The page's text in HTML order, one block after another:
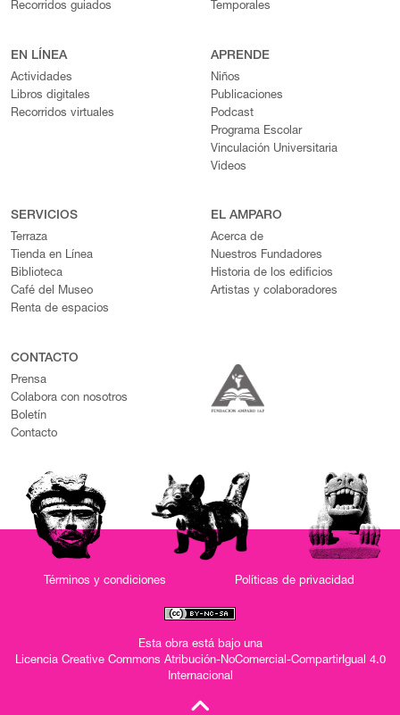
Recorridos guiados
Temporales
EN LÍNEA
Actividades
Libros digitales
Recorridos virtuales
APRENDE
Niños
Publicaciones
Podcast
Programa Escolar
Vinculación Universitaria
Videos
SERVICIOS
Terraza
Tienda en Línea
Biblioteca
Café del Museo
Renta de espacios
EL AMPARO
Acerca de
Nuestros Fundadores
Historia de los edificios
Artistas y colaboradores
CONTACTO
Prensa
Colabora con nosotros
Boletín
Contacto
Términos y condiciones Políticas de privacidad
Esta obra está bajo una
Licencia Creative Commons Atribución-NoComercial-CompartirIgual 4.0
Internacional